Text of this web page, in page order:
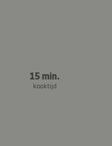
15 min.
kooktijd